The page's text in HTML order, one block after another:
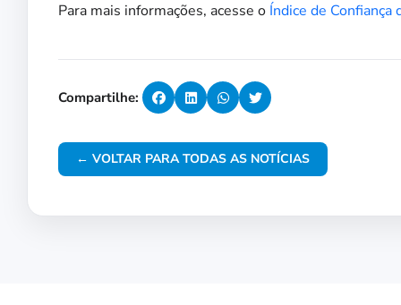
Para mais informações, acesse o Índice de Confiança
Compartilhe:
← VOLTAR PARA TODAS AS NOTÍCIAS